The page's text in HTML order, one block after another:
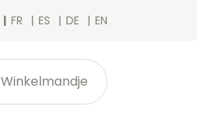
FR ES DE EN
Winkelmandje